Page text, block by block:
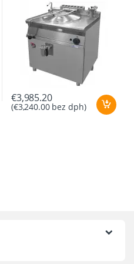
€3,985.20
(€3,240.00bez dph)